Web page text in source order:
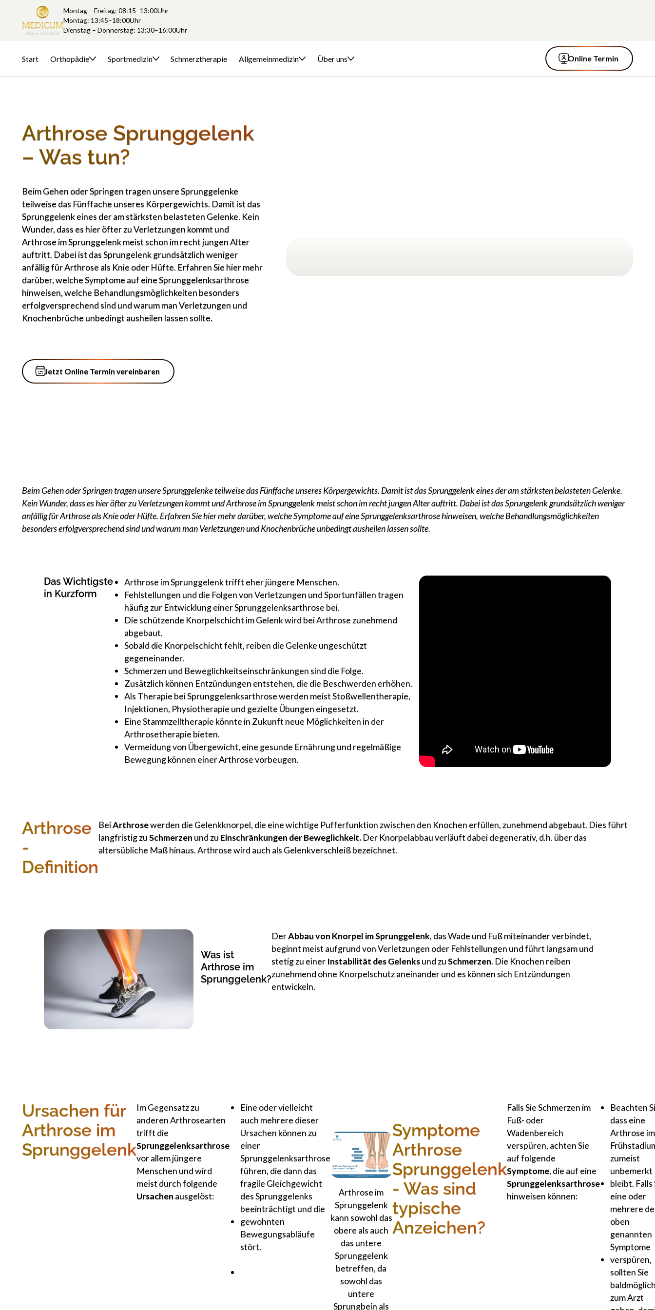
Montag – Freitag: 08:15–13:00Uhr
Montag: 13:45–18:00Uhr
Dienstag – Donnerstag: 13:30–16:00Uhr
Start Orthopädie Sportmedizin Schmerztherapie Allgemeinmedizin Über uns Online Termin
Online Termin
Arthrose Sprunggelenk
– Was tun?
Beim Gehen oder Springen tragen unsere Sprunggelenke
teilweise das Fünffache unseres Körpergewichts. Damit ist das
Sprunggelenk eines der am stärksten belasteten Gelenke. Kein
Wunder, dass es hier öfter zu Verletzungen kommt und
Arthrose im Sprunggelenk meist schon im recht jungen Alter
auftritt. Dabei ist das Sprungelenk grundsätzlich weniger
anfällig für Arthrose als Knie oder Hüfte. Erfahren Sie hier mehr
darüber, welche Symptome auf eine Sprunggelenksarthrose
hinweisen, welche Behandlungsmöglichkeiten besonders
erfolgversprechend sind und warum man Verletzungen und
Knochenbrüche unbedingt ausheilen lassen sollte.
Jetzt Online Termin vereinbaren
Jetzt Online Termin vereinbaren
Beim Gehen oder Springen tragen unsere Sprunggelenke teilweise das Fünffache unseres Körpergewichts. Damit ist das Sprunggelenk eines der am stärksten belasteten Gelenke.
Kein Wunder, dass es hier öfter zu Verletzungen kommt und Arthrose im Sprunggelenk meist schon im recht jungen Alter auftritt. Dabei ist das Sprungelenk grundsätzlich weniger
anfällig für Arthrose als Knie oder Hüfte. Erfahren Sie hier mehr darüber, welche Symptome auf eine Sprunggelenksarthrose hinweisen, welche Behandlungsmöglichkeiten
besonders erfolgversprechend sind und warum man Verletzungen und Knochenbrüche unbedingt ausheilen lassen sollte.
Das Wichtigste
in Kurzform
Arthrose im Sprunggelenk trifft eher jüngere Menschen.
Fehlstellungen und die Folgen von Verletzungen und Sportunfällen tragen
häufig zur Entwicklung einer Sprunggelenksarthrose bei.
Die schützende Knorpelschicht im Gelenk wird bei Arthrose zunehmend
abgebaut.
Sobald die Knorpelschicht fehlt, reiben die Gelenke ungeschützt
gegeneinander.
Schmerzen und Beweglichkeitseinschränkungen sind die Folge.
Zusätzlich können Entzündungen entstehen, die die Beschwerden erhöhen.
Als Therapie bei Sprunggelenksarthrose werden meist Stoßwellentherapie,
Injektionen, Physiotherapie und gezielte Übungen eingesetzt.
Eine Stammzelltherapie könnte in Zukunft neue Möglichkeiten in der
Arthrosetherapie bieten.
Vermeidung von Übergewicht, eine gesunde Ernährung und regelmäßige
Bewegung können einer Arthrose vorbeugen.
Arthrose
-
Definition
BeiArthrosewerden die Gelenkknorpel, die eine wichtige Pufferfunktion zwischen den Knochen erfüllen, zunehmend abgebaut. Dies führt
langfristig zuSchmerzen und zu Einschränkungen der Beweglichkeit. Der Knorpelabbau verläuft dabei degenerativ, d.h. über das
altersübliche Maß hinaus. Arthrose wird auch als Gelenkverschleiß bezeichnet.
Was ist
Arthrose im
Sprunggelenk?
DerAbbau von Knorpel im Sprunggelenk, das Wade und Fuß miteinander verbindet,
beginnt meist aufgrund von Verletzungen oder Fehlstellungen und führt langsam und
stetig zu einer Instabilität des Gelenksund zuSchmerzen. Die Knochen reiben
zunehmend ohne Knorpelschutz aneinander und es können sich Entzündungen
entwickeln.
Ursachen für
Arthrose im
Sprunggelenk
Im Gegensatz zu
anderen Arthrosearten
trifft die
Sprunggelenksarthrose
vor allem jüngere
Menschen und wird
meist durch folgende
Ursachen ausgelöst:
Fehlstellungen
in
der
Beinachse,
im
Fußgelenk
oder
im
Sprunggelenk
Fehlstellungen
nach
verheilten
Eine oder vielleicht
auch mehrere dieser
Ursachen können zu
einer
Sprunggelenksarthrose
führen, die dann das
fragile Gleichgewicht
des Sprunggelenks
beeinträchtigt und die
gewohnten
Bewegungsabläufe
stört.
Arthrose im
Sprunggelenk
kann sowohl das
obere als auch
das untere
Sprunggelenk
betreffen, da
sowohl das
untere
Sprungbein als
Symptome
Arthrose
Sprunggelenk
- Was sind
typische
Anzeichen?
Falls Sie Schmerzen im
Fuß- oder
Wadenbereich
verspüren, achten Sie
auf folgende
Symptome, die auf eine
Sprunggelenksarthrose
hinweisen können:
am
Morgen
oder
nach
Schnelle
Ermüdung
des
Gelenks
bei
Belastung
Steife
im
Gelenk,
Beachten
dass eine
Arthrose im
zumeist
unbemerkt
bleibt. Falls
eine oder
mehrere
oben
genannten
Symptome
verspüren,
sollten Sie
zum Arzt